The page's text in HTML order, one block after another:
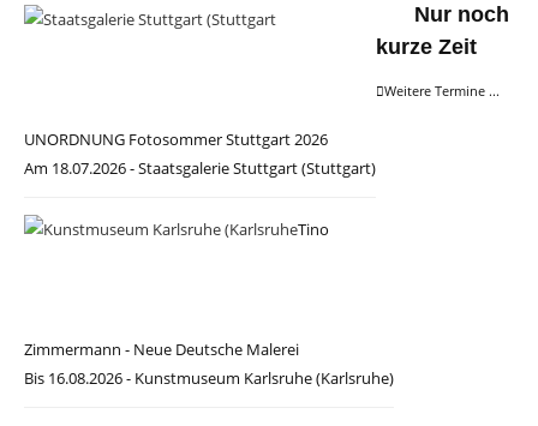
UNORDNUNG Fotosommer Stuttgart 2026
Am 18.07.2026 - Staatsgalerie Stuttgart (Stuttgart)
Nur noch
kurze Zeit
Tino
Zimmermann - Neue Deutsche Malerei
Bis 16.08.2026 - Kunstmuseum Karlsruhe (Karlsruhe)
Weitere Termine ...